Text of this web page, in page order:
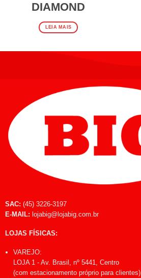
DIAMOND
LEIA MAIS
SAC: (45) 3226-3197
E-MAIL: lojabig@lojabig.com.br
LOJAS FÍSICAS:
VAREJO:
LOJA 1 - Av. Brasil, nº 5441, Centro
(com estacionamento próprio para clientes).